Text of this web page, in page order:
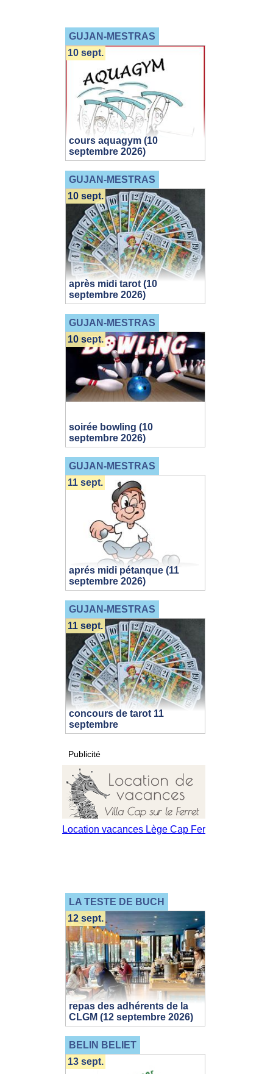
GUJAN-MESTRAS
cours aquagym (10
septembre 2026)
10 sept.
GUJAN-MESTRAS
après midi tarot (10
septembre 2026)
10 sept.
GUJAN-MESTRAS
soirée bowling (10
septembre 2026)
10 sept.
GUJAN-MESTRAS
aprés midi pétanque (11
septembre 2026)
11 sept.
GUJAN-MESTRAS
concours de tarot 11
septembre
11 sept.
Publicité
LA TESTE DE BUCH
repas des adhérents de la
CLGM (12 septembre 2026)
12 sept.
BELIN BELIET
13 sept.